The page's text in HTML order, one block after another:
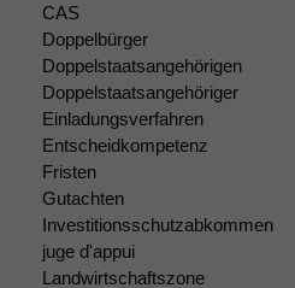
CAS
Doppelbürger
Doppelstaatsangehörigen
Doppelstaatsangehöriger
Einladungsverfahren
Entscheidkompetenz
Fristen
Gutachten
Investitionsschutzabkommen
juge d'appui
Landwirtschaftszone